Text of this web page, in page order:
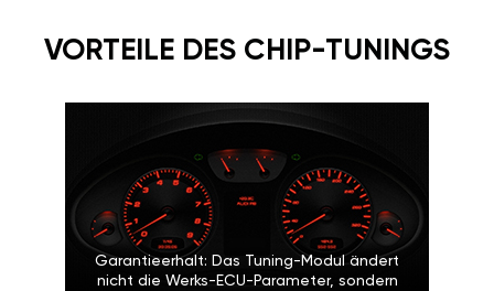
VORTEILE DES CHIP-TUNINGS
Garantieerhalt: Das Tuning-Modul ändert
nicht die Werks-ECU-Parameter, sondern